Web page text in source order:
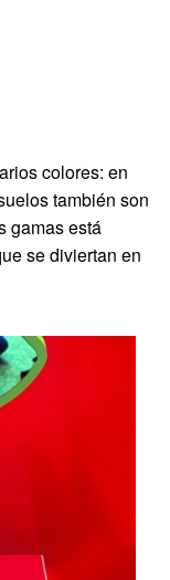
colores: en
también son
gamas está
se diviertan en